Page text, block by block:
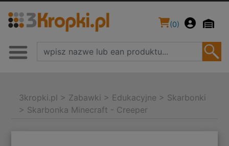
(0)
3kropki.pl > Zabawki > Edukacyjne > Skarbonki
> Skarbonka Minecraft - Creeper